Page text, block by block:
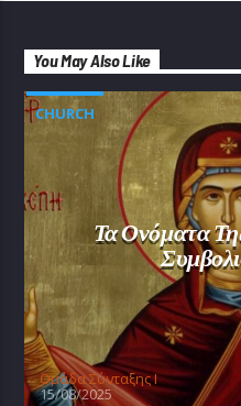
You May Also Like
CHURCH
Τα Ονόματα
Oμάδα Σύνταξης Ι
15/08/2025